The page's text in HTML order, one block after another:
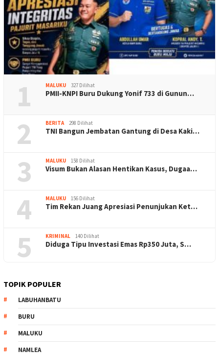
1 MALUKU 327 Dilihat
PMII-KNPI Buru Dukung Yonif 733 di Gunun…
2 BERITA 298 Dilihat
TNI Bangun Jembatan Gantung di Desa Kaki…
3 MALUKU 158 Dilihat
Visum Bukan Alasan Hentikan Kasus, Dugaa…
4 MALUKU 156 Dilihat
Tim Rekan Juang Apresiasi Penunjukan Ket…
5 KRIMINAL 140 Dilihat
Diduga Tipu Investasi Emas Rp350 Juta, S…
TOPIK POPULER
LABUHANBATU
BURU
MALUKU
NAMLEA